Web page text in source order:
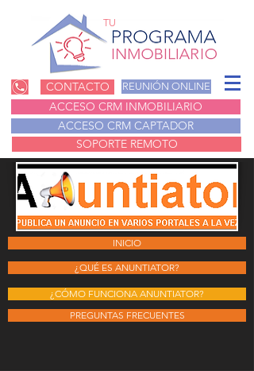
TU
CONTACTO REUNIÓN ONLINE
ACCESO CRM INMOBILIARIO
ACCESO CRM CAPTADOR
SOPORTE REMOTO
INICIO
¿QUÉ ES ANUNTIATOR?
¿CÓMO FUNCIONA ANUNTIATOR?
PREGUNTAS FRECUENTES